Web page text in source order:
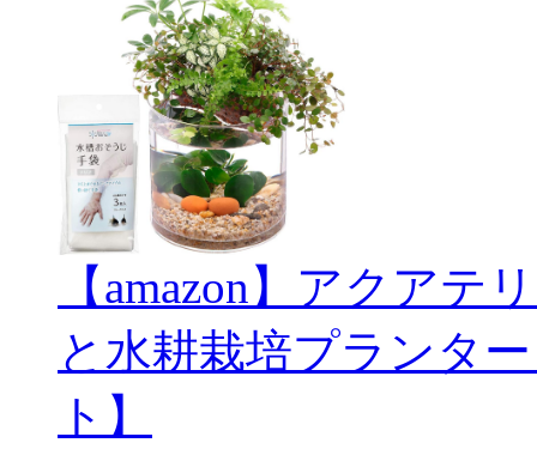
【amazon】アクアテ
と水耕栽培プランタ
ト】